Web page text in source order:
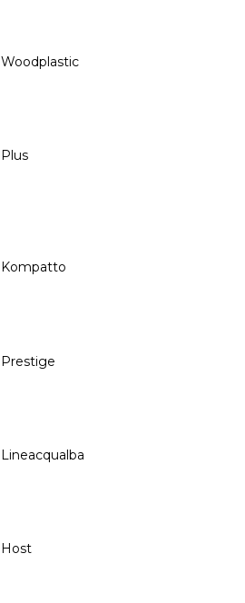
Woodplastic
Plus
Kompatto
Prestige
Lineacqualba
Host